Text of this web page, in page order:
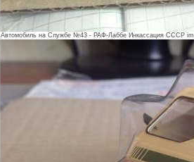
Автомобиль на Службе №43 - РАФ-Лаббе Инкассация СССР